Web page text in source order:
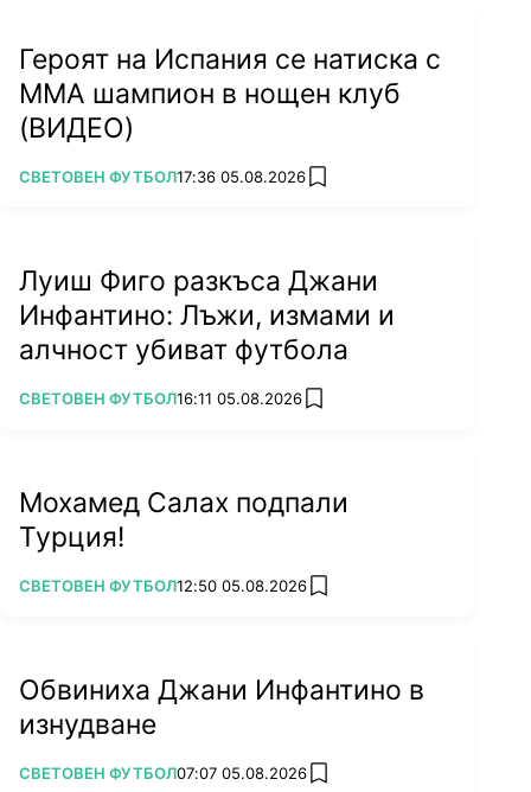
Героят на Испания се натиска с
ММА шампион в нощен клуб
(ВИДЕО)
ПОВЕЧЕ ОТ
СВЕТОВЕН ФУТБОЛ17:36 05.08.2026 add favorites
Луиш Фиго разкъса Джани
Инфантино: Лъжи, измами и
алчност убиват футбола
ПОВЕЧЕ ОТ
СВЕТОВЕН ФУТБОЛ16:11 05.08.2026 add favorites
Мохамед Салах подпали
Турция!
ПОВЕЧЕ ОТ
СВЕТОВЕН ФУТБОЛ12:50 05.08.2026 add favorites
Обвиниха Джани Инфантино в
изнудване
ПОВЕЧЕ ОТ
СВЕТОВЕН ФУТБОЛ07:07 05.08.2026 add favorites